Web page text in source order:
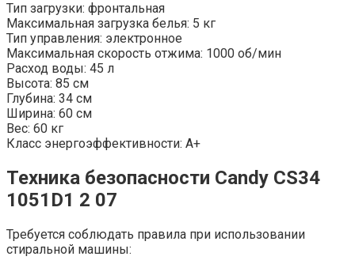
Тип загрузки: фронтальная
Максимальная загрузка белья: 5 кг
Тип управления: электронное
Максимальная скорость отжима: 1000 об/мин
Расход воды: 45 л
Высота: 85 см
Глубина: 34 см
Ширина: 60 см
Вес: 60 кг
Класс энергоэффективности: A+
Техника безопасности Candy CS34
1051D1 2 07
Требуется соблюдать правила при использовании
стиральной машины: